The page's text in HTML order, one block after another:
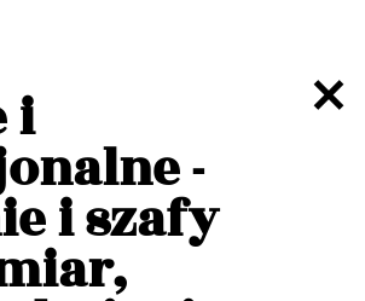
i
-
i szafy